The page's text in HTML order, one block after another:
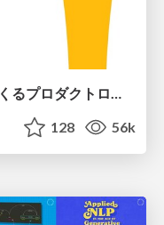
ピンチをチャンスに：未来をつくるプロダクトロードマップ #pmconf2020
128 56k